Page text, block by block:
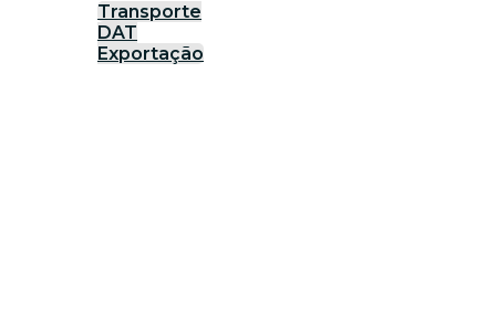
Transporte
DAT
Exportação